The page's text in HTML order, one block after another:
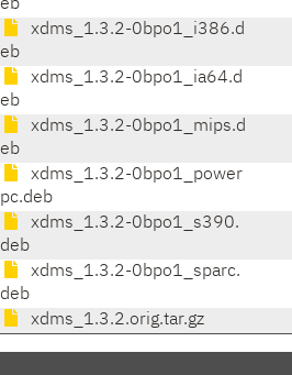
eb
xdms_1.3.2-0bpo1_i386.d
eb
xdms_1.3.2-0bpo1_ia64.d
eb
xdms_1.3.2-0bpo1_mips.d
eb
xdms_1.3.2-0bpo1_power
pc.deb
xdms_1.3.2-0bpo1_s390.
deb
xdms_1.3.2-0bpo1_sparc.
deb
xdms_1.3.2.orig.tar.gz